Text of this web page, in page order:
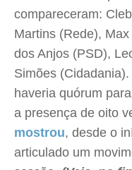
compareceram:
Martins (Rede),
dos Anjos (PSD),
Simões
haveria quórum
a presença de oito
mostrou, desde o
articulado um